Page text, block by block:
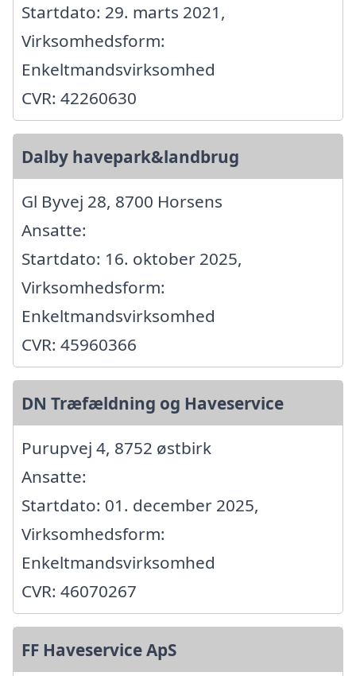
Startdato: 29. marts 2021,
Virksomhedsform:
Enkeltmandsvirksomhed
CVR: 42260630
Dalby havepark&landbrug
Gl Byvej 28, 8700 Horsens
Ansatte:
Startdato: 16. oktober 2025,
Virksomhedsform:
Enkeltmandsvirksomhed
CVR: 45960366
DN Træfældning og Haveservice
Purupvej 4, 8752 østbirk
Ansatte:
Startdato: 01. december 2025,
Virksomhedsform:
Enkeltmandsvirksomhed
CVR: 46070267
FF Haveservice ApS